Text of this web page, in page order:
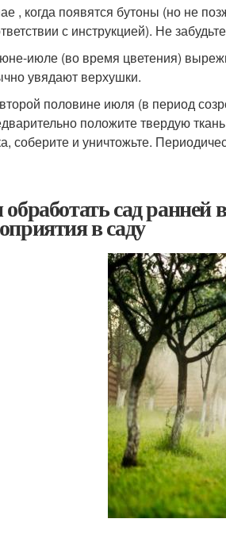
, когда появятся бутоны (но не
с инструкцией). Не
июле (во время цветения)
увядают верхушки.
половине июля (в период
положите твердую
соберите и уничтожьте.
сад ранней
в саду